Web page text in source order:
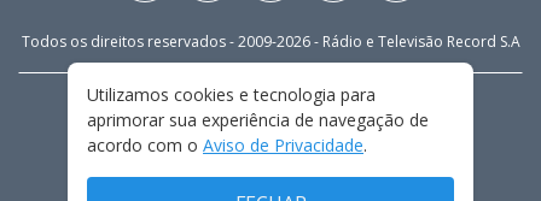
Todos os direitos reservados - 2009-2026- Rádio e Televisão Record S.A
FALE CONOSCO
PRIVACIDADE
TERMOS E CONDIÇÕES DE USO
Utilizamos cookies e tecnologia para
aprimorar sua experiência de navegação de
acordo com o Aviso de Privacidade.